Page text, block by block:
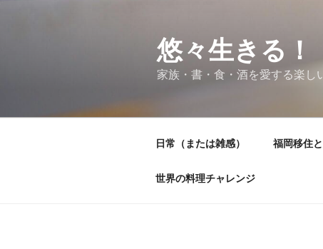
悠々生きる！
家族・書・食・酒を愛する楽し
日常（または雑感） 福岡移住
世界の料理チャレンジ